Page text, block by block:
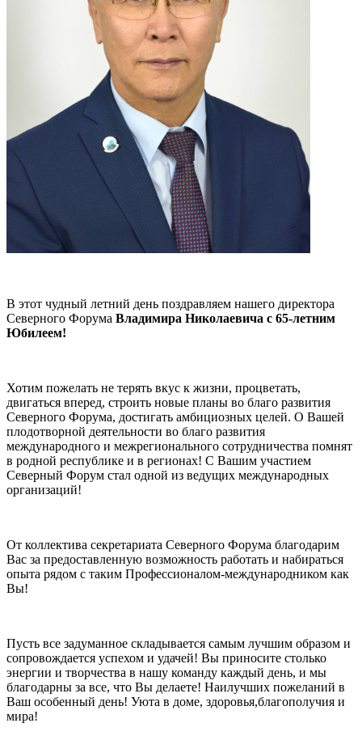
В этот чудный летний день поздравляем нашего директора
Северного Форума Владимира Николаевича с 65-летним
Юбилеем!
Хотим пожелать не терять вкус к жизни, процветать,
двигаться вперед, строить новые планы во благо развития
Северного Форума, достигать амбициозных целей. О Вашей
плодотворной деятельности во благо развития
международного и межрегионального сотрудничества помнят
в родной республике и в регионах! С Вашим участием
Северный Форум стал одной из ведущих международных
организаций!
От коллектива секретариата Северного Форума благодарим
Вас за предоставленную возможность работать и набираться
опыта рядом с таким Профессионалом-международником как
Вы!
Пусть все задуманное складывается самым лучшим образом и
сопровождается успехом и удачей! Вы приносите столько
энергии и творчества в нашу команду каждый день, и мы
благодарны за все, что Вы делаете! Наилучших пожеланий в
Ваш особенный день! Уюта в доме, здоровья,благополучия и
мира!